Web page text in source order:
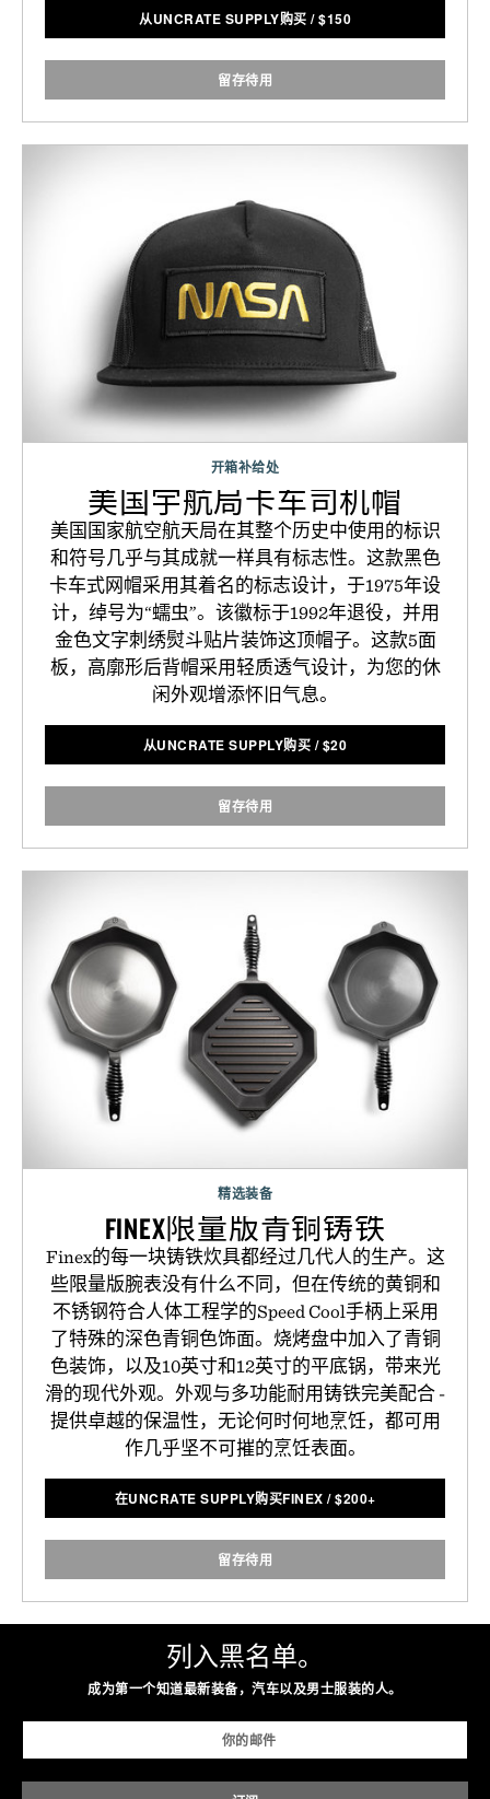
从UNCRATE SUPPLY购买 /$150
留存待用
开箱补给处
美国宇航局卡车司机帽
美国国家航空航天局在其整个历史中使用的标识
和符号几乎与其成就一样具有标志性。这款黑色
卡车式网帽采用其着名的标志设计，于1975年设
计，绰号为“蠕虫”。该徽标于1992年退役，并用
金色文字刺绣熨斗贴片装饰这顶帽子。这款5面
板，高廓形后背帽采用轻质透气设计，为您的休
闲外观增添怀旧气息。
从UNCRATE SUPPLY购买 /$20
留存待用
精选装备
FINEX限量版青铜铸铁
Finex的每一块铸铁炊具都经过几代人的生产。这
些限量版腕表没有什么不同，但在传统的黄铜和
不锈钢符合人体工程学的Speed Cool手柄上采用
了特殊的深色青铜色饰面。烧烤盘中加入了青铜
色装饰，以及10英寸和12英寸的平底锅，带来光
滑的现代外观。外观与多功能耐用铸铁完美配合 -
提供卓越的保温性，无论何时何地烹饪，都可用
作几乎坚不可摧的烹饪表面。
在UNCRATE SUPPLY购买FINEX /$200+
留存待用
列入黑名单。
成为第一个知道最新装备，汽车以及男士服装的人。